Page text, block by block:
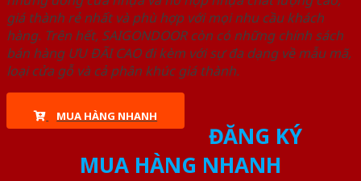
giá thành rẻ nhất và phù hợp với mọi nhu cầu khách
hàng. Trên hết, SAIGONDOOR còn có những chính sách
bán hàng ƯU ĐÃI CAO đi kèm với sự đa dạng về mẫu mã,
loại cửa gỗ và cả phân khúc giá thành.
MUA HÀNG NHANH
ĐĂNG KÝ
MUA HÀNG NHANH